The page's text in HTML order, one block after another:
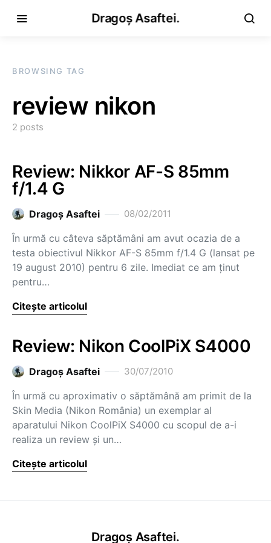
Dragoș Asaftei.
BROWSING TAG
review nikon
2 posts
Review: Nikkor AF-S 85mm
f/1.4 G
Dragoş Asaftei 08/02/2011
În urmă cu câteva săptămâni am avut ocazia de a
testa obiectivul Nikkor AF-S 85mm f/1.4 G (lansat pe
19 august 2010) pentru 6 zile. Imediat ce am ţinut
pentru…
Citește articolul
Review: Nikon CoolPiX S4000
Dragoş Asaftei 30/07/2010
În urmă cu aproximativ o săptămână am primit de la
Skin Media (Nikon România) un exemplar al
aparatului Nikon CoolPiX S4000 cu scopul de a-i
realiza un review şi un…
Citește articolul
Dragoș Asaftei.